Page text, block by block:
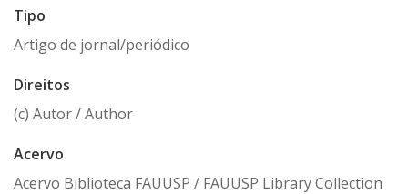
Tipo
Artigo de jornal/periódico
Direitos
(c) Autor / Author
Acervo
Acervo Biblioteca FAUUSP / FAUUSP Library Collection